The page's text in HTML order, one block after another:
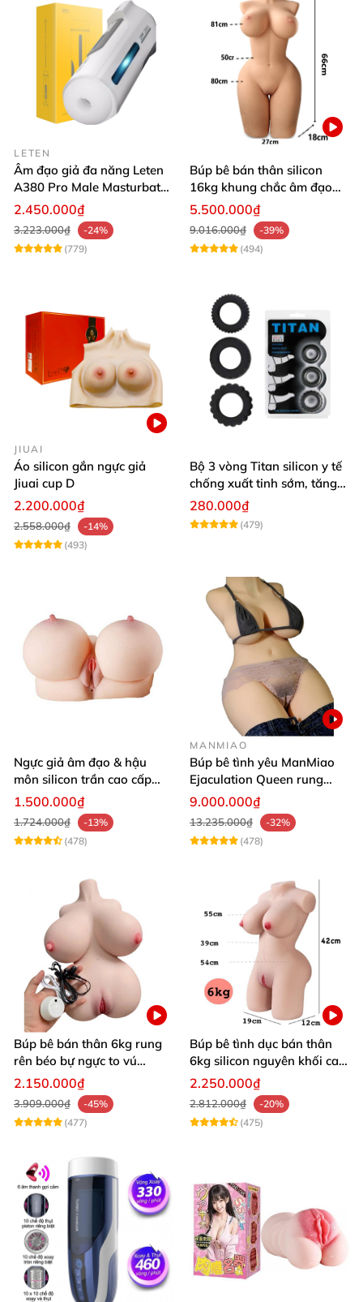
LETEN
Âm đạo giả đa năng Leten
A380 Pro Male Masturbator
Version 3
2.450.000₫
3.223.000₫
-24%
(779)
Búp bê bán thân silicon
16kg khung chắc âm đạo
khít hồng
5.500.000₫
9.016.000₫
-39%
(494)
JIUAI
Áo silicon gắn ngực giả
Jiuai cup D
2.200.000₫
2.558.000₫
-14%
(493)
Bộ 3 vòng Titan silicon y tế
chống xuất tinh sớm, tăng
khoái cảm
280.000₫
(479)
Ngực giả âm đạo & hậu
môn silicon trần cao cấp
mềm mịn - Man
Mastuebator 3kg
1.500.000₫
1.724.000₫
-13%
(478)
MANMIAO
Búp bê tình yêu ManMiao
Ejaculation Queen rung
cảm biến sưởi ấm phun
nước thông minh
9.000.000₫
13.235.000₫
-32%
(478)
Búp bê bán thân 6kg rung
rên béo bự ngực to vú
khủng siêu múp
2.150.000₫
3.909.000₫
-45%
(477)
Búp bê tình dục bán thân
6kg silicon nguyên khối cao
cấp giá rẻ
2.250.000₫
2.812.000₫
-20%
(475)